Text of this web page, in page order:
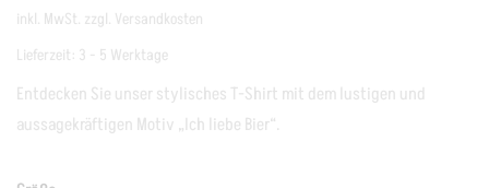
inkl. MwSt. zzgl. Versandkosten
Lieferzeit: 3 - 5 Werktage
Entdecken Sie unser stylisches T-Shirt mit dem lustigen und
aussagekräftigen Motiv „Ich liebe Bier“.